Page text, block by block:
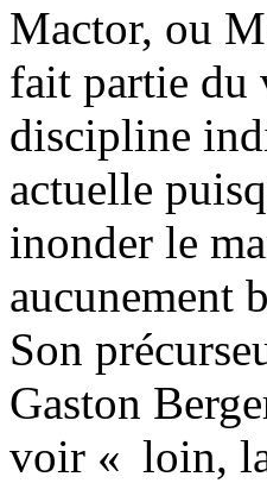
Mactor, ou
fait partie du
discipline
actuelle
inonder le
aucunement
Son
Gaston
voir « loin,